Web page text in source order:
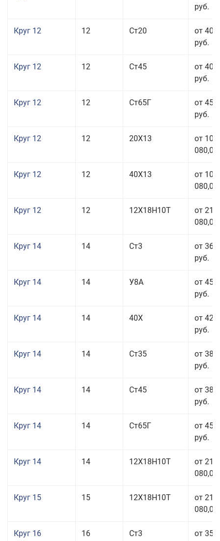
руб.
Круг 12 12 Ст20
от 40
руб.
Круг 12 12 Ст45
от 40
руб.
Круг 12 12 Ст65Г
от 45
руб.
Круг 12 12 20Х13
от 103
080,00
Круг 12 12 40Х13
от 103
080,00
Круг 12 12 12Х18Н10Т
от 212
080,00
Круг 14 14 Ст3
от 36
руб.
Круг 14 14 У8А
от 45
руб.
Круг 14 14 40Х
от 42
руб.
Круг 14 14 Ст35
от 38
руб.
Круг 14 14 Ст45
от 38
руб.
Круг 14 14 Ст65Г
от 45
руб.
Круг 14 14 12Х18Н10Т
от 211
080,00
Круг 15 15 12Х18Н10Т
от 211
080,00
Круг 16 16 Ст3
от 35